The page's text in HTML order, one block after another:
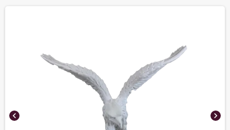
chevron_left chevron_right